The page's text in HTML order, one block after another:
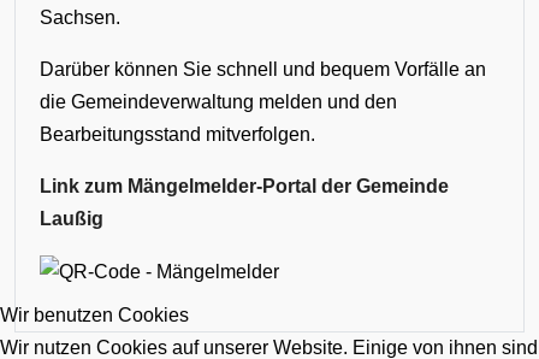
Sachsen.
Darüber können Sie schnell und bequem Vorfälle an
die Gemeindeverwaltung melden und den
Bearbeitungsstand mitverfolgen.
Link zum Mängelmelder-Portal der Gemeinde
Laußig
Wir benutzen Cookies
Wir nutzen Cookies auf unserer Website. Einige von ihnen sind